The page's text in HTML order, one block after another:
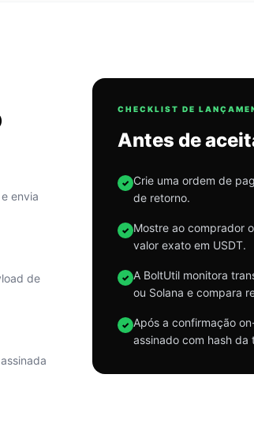
envia
de
CHECKLIST DE
Antes de
✓ Crie uma ordem de
de retorno.
✓ Mostre ao comprador
valor exato em USDT.
✓ A BoltUtil monitora
ou Solana e compara
✓ Após a confirmação
assinado com hash da